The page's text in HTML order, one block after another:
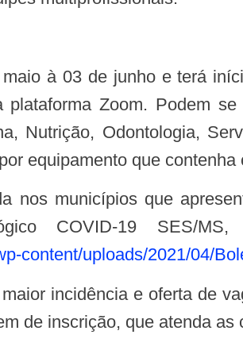
Zoom. Podem
Nutrição, Odontologia,
equipamento que contenha
COVID-19 SES/
content/uploads/2021/04/
de inscrição, que atenda